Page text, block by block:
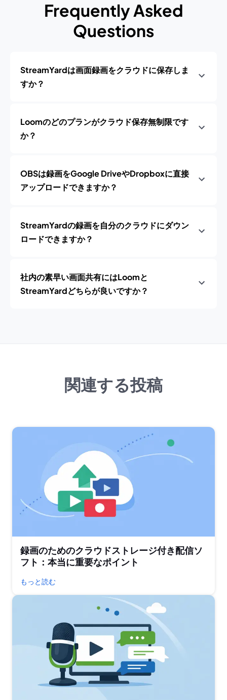
Frequently Asked
Questions
StreamYardは画面録画をクラウドに保存しま
すか？
Loomのどのプランがクラウド保存無制限です
か？
OBSは録画をGoogle DriveやDropboxに直接
アップロードできますか？
StreamYardの録画を自分のクラウドにダウン
ロードできますか？
社内の素早い画面共有にはLoomと
StreamYardどちらが良いですか？
関連する投稿
録画のためのクラウドストレージ付き配信ソ
フト：本当に重要なポイント
もっと読む